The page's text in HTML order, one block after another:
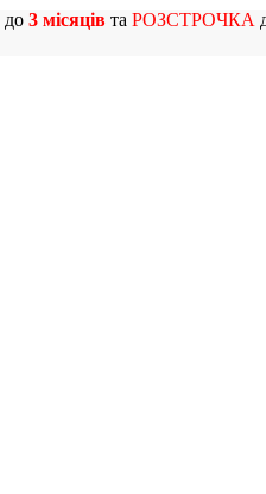
до 3 місяцівта РОЗСТРОЧКА